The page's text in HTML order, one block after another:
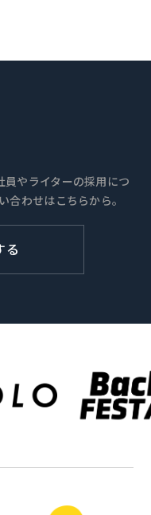
やライターの採用につ
合わせはこちらから。
る